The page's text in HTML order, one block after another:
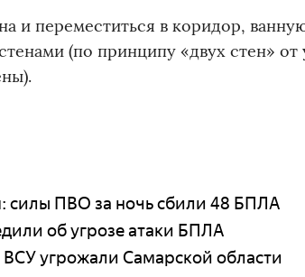
и переместиться в коридор,
(по принципу «двух стен»
силы ПВО за ночь сбили 48 БПЛА
об угрозе атаки БПЛА
угрожали Самарской области